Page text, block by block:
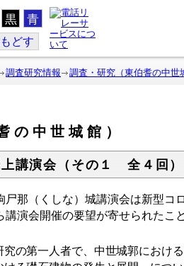
黒 青
どす
調査研究情報 調査・研究（東伯耆の中世
の中世城館）
講演会（その１ 全４回）
那（くしな）城講演会は新型コ
講演会開催の要望が寄せられたこ
の第一人者で、中世城郭におけ